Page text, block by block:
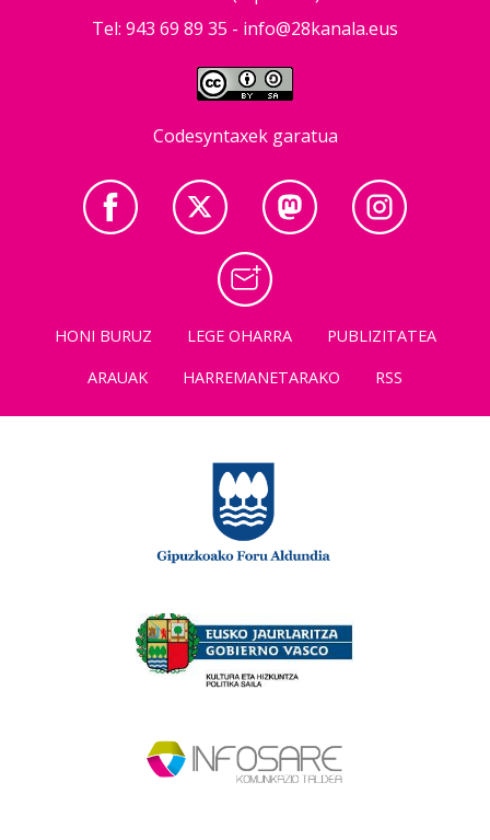
Tel: 943 69 89 35 - info@28kanala.eus
Codesyntaxek garatua
HONI BURUZ LEGE OHARRA
PUBLIZITATEA
ARAUAK
HARREMANETARAKO RSS